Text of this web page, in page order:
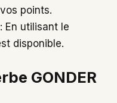
points.
En utilisant le
disponible.
GONDER